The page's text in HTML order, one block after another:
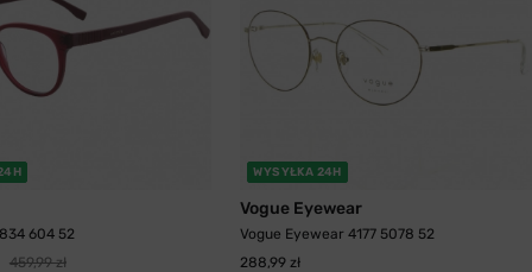
604 52
459,99 zł
WYSYŁKA 24H
Vogue Eyewear
Vogue Eyewear 4177 5078 52
288,99 zł